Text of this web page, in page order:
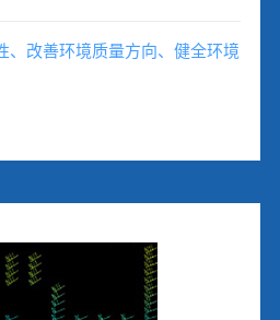
、改善环境质量方向、健全环境